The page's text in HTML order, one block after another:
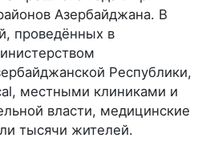
Азербайджана. В
проведённых в
Республики,
местными клиниками и
власти, медицинские
тысячи жителей.